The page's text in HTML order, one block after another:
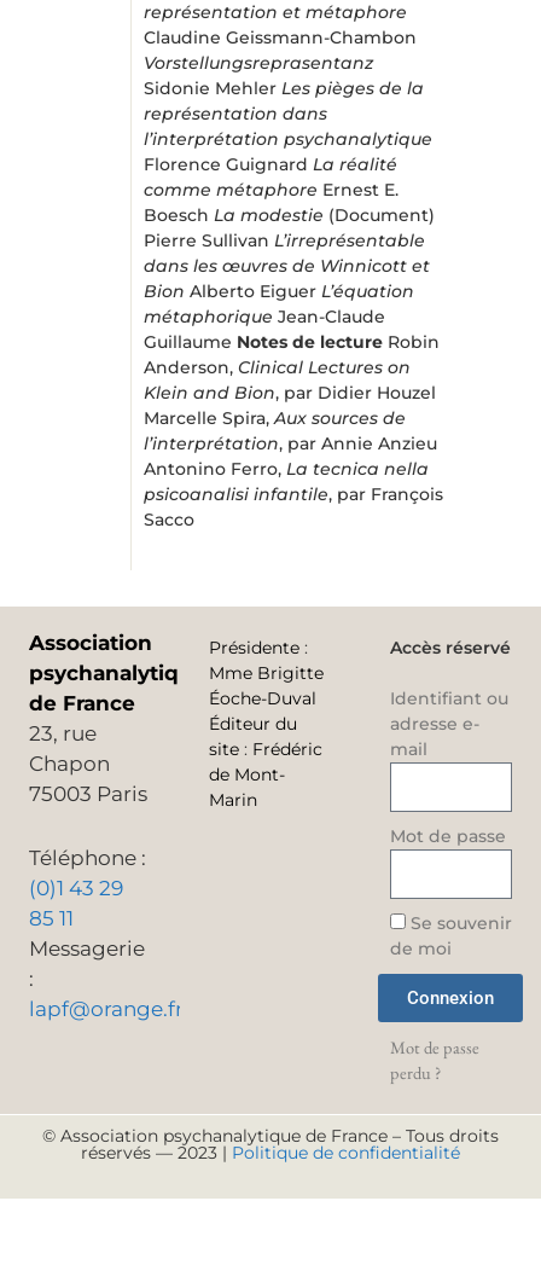
représentation et métaphore
Claudine Geissmann-Chambon
Vorstellungsreprasentanz
Sidonie Mehler Les pièges de la
représentation dans
l’interprétation psychanalytique
Florence Guignard La réalité
comme métaphore Ernest E.
Boesch La modestie (Document)
Pierre Sullivan L’irreprésentable
dans les œuvres de Winnicott et
Bion Alberto Eiguer L’équation
métaphorique Jean-Claude
Guillaume Notes de lectureRobin
Anderson, Clinical Lectures on
Klein and Bion, par Didier Houzel
Marcelle Spira,Aux sources de
l’interprétation, par Annie Anzieu
Antonino Ferro, La tecnica nella
psicoanalisi infantile, par François
Sacco
Association
psychanalytique
de France
23, rue
Chapon
75003 Paris
Téléphone :
(0)1 43 29
85 11
Messagerie
:
lapf@orange.fr
Présidente :
Mme Brigitte
Éoche-Duval
Éditeur du
site : Frédéric
de Mont-
Marin
Accès réservé
Identifiant ou
adresse e-
mail
Mot de passe
Se souvenir
de moi
Connexion
Mot de passe
perdu ?
© Association psychanalytique de France – Tous droits
réservés — 2023 | Politique de confidentialité